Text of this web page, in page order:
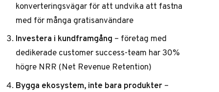
konverteringsvägar för att undvika att fastna
med för många gratisanvändare
Investera i kundframgång – företag med
dedikerade customer success-team har 30%
högre NRR (Net Revenue Retention)
Bygga ekosystem, inte bara produkter–